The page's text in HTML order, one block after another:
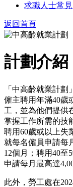
求職人士常
返回首頁
計劃介紹
「中高齡就業計
僱主聘用年滿40歲
工，並為他們提供
掌握工作所需的技
聘用60歲或以上失
就每名僱員申請每
12個月；聘用40至
申請每月最高達
此外，勞工處在